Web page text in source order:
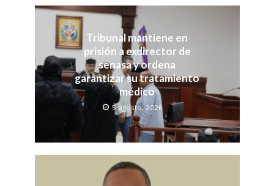
Tribunal mantiene en
prisión a exdirector de
senasa y ordena
garantizar su tratamiento
médico
5 agosto, 2026